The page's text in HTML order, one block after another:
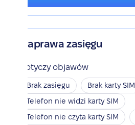
Naprawa zasięgu
Dotyczy objawów
Brak zasięgu
Brak karty SIM
Telefon nie widzi karty SIM
Telefon nie czyta karty SIM